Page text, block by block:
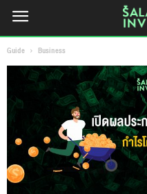
Guide Business